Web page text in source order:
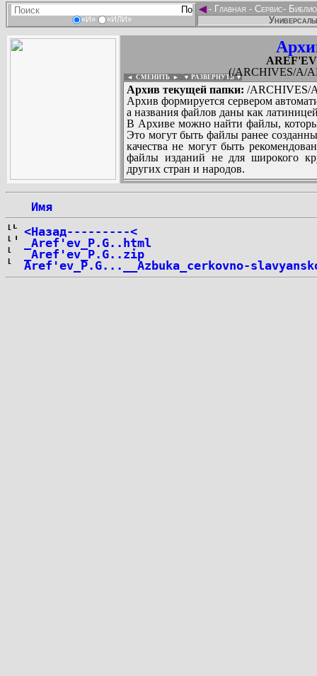
«И» «ИЛИ»
◄- Главная - Сервис-
(/ARCHIVES/A/
◄ СМЕНИТЬ ► ▼ РАЗВЕРНУТЬ ▼
Архив текущей папки: /ARCHIVES/
Архив формируется сервером
а названия файлов даны как
В Архиве можно найти файлы,
Это могут быть файлы ранее
качества не могут быть
файлы изданий не для широкого
других стран и народов.
Имя
<Назад---------<
_Aref'ev_P.G..html
_Aref'ev_P.G..zip
Aref'ev_P.G...__Azbuka_cerkovno-